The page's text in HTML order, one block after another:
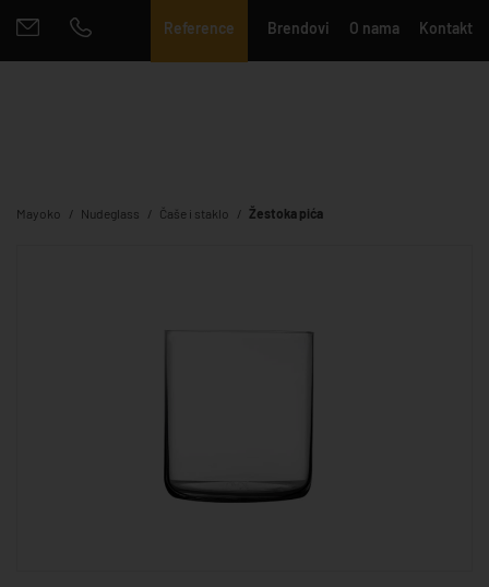
Reference Brendovi O nama Kontakt
Mayoko Nudeglass Čaše i staklo Žestoka pića